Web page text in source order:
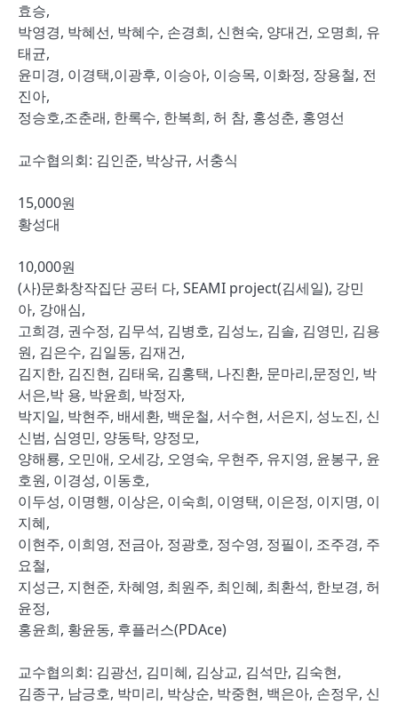
효승,
박영경, 박혜선, 박혜수, 손경희, 신현숙, 양대건, 오명희, 유
태균,
윤미경, 이경택,이광후, 이승아, 이승목, 이화정, 장용철, 전
진아,
정승호,조춘래, 한록수, 한복희, 허 참, 홍성춘, 홍영선
교수협의회: 김인준, 박상규, 서충식
15,000원
황성대
10,000원
(사)문화창작집단 공터 다, SEAMI project(김세일), 강민
아, 강애심,
고희경, 권수정, 김무석, 김병호, 김성노, 김솔, 김영민, 김용
원, 김은수, 김일동, 김재건,
김지한, 김진현, 김태욱, 김홍택, 나진환, 문마리,문정인, 박
서은,박 용, 박윤희, 박정자,
박지일, 박현주, 배세환, 백운철, 서수현, 서은지, 성노진, 신
신범, 심영민, 양동탁, 양정모,
양해룡, 오민애, 오세강, 오영숙, 우현주, 유지영, 윤봉구, 윤
호원, 이경성, 이동호,
이두성, 이명행, 이상은, 이숙희, 이영택, 이은정, 이지명, 이
지혜,
이현주, 이희영, 전금아, 정광호, 정수영, 정필이, 조주경, 주
요철,
지성근, 지현준, 차혜영, 최원주, 최인혜, 최환석, 한보경, 허
윤정,
홍윤희, 황윤동, 후플러스(PDAce)
교수협의회: 김광선, 김미혜, 김상교, 김석만, 김숙현,
김종구, 남긍호, 박미리, 박상순, 박중현, 백은아, 손정우, 신